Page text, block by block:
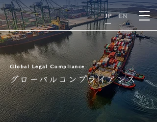
JP EN
E
N
Global Legal Compliance
グローバルコンプライアンス